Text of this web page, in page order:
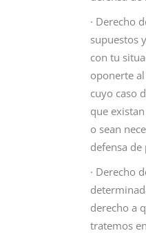
· Derecho
supuestos
con tu
oponerte
cuyo caso
que
o sean
defensa de
· Derecho
derecho a
tratemos